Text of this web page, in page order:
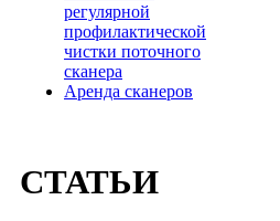
регулярной
профилактической
чистки поточного
сканера
Аренда сканеров
СТАТЬИ